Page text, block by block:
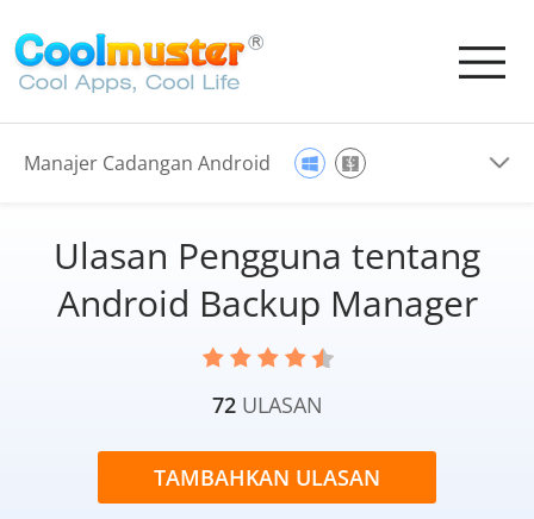
Manajer Cadangan Android
Ulasan Pengguna tentang
Android Backup Manager
72ULASAN
TAMBAHKAN ULASAN